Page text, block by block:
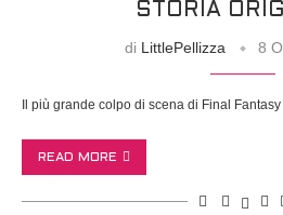
STORIA
di LittlePellizza 8
Il più grande colpo di scena di Final
READ MORE